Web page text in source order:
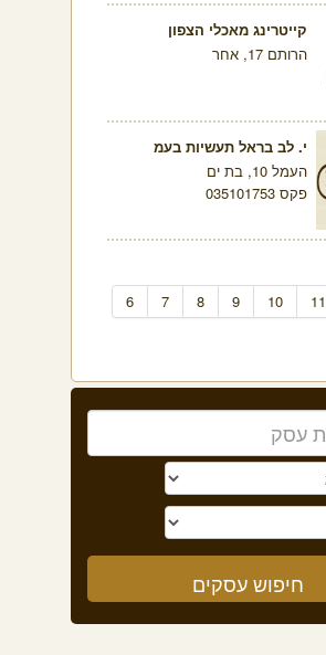
קייטרינג מאכלי הצפון
הרותם 17, אחר
י. לב בראל תעשיות בעמ
העמל 10, בת ים
פקס 035101753
6 7 8 9 10 11